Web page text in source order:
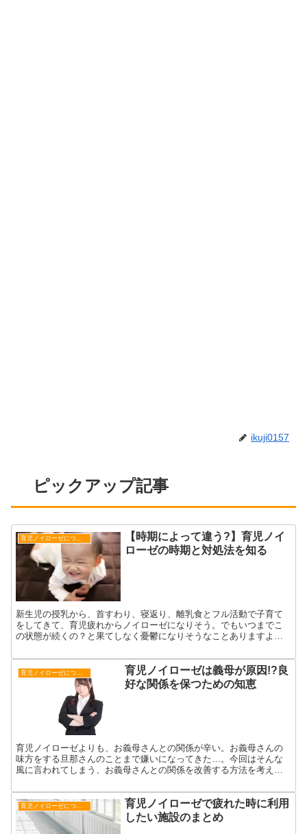
ikuji0157
ピックアップ記事
育児ノイローゼについて
【時期によって違う?】育児ノイ
ローゼの時期と対処法を知る
新生児の授乳から、首すわり、寝返り、離乳食とフル活動で子育て
をしてきて、育児疲れからノイローゼになりそう。でもいつまでこ
の状態が続くの？と果てしなく憂鬱になりそうなことありますよ
育児ノイローゼについて
育児ノイローゼは義母が原因!?良
好な関係を保つための知恵
育児ノイローゼよりも、お義母さんとの関係が辛い。お義母さんの
味方をする旦那さんのことまで嫌いになってきた…。今回はそんな
風に言われてしまう、お義母さんとの関係を改善する方法を考えて
育児ノイローゼについて
育児ノイローゼで疲れた時に利用
したい施設のまとめ